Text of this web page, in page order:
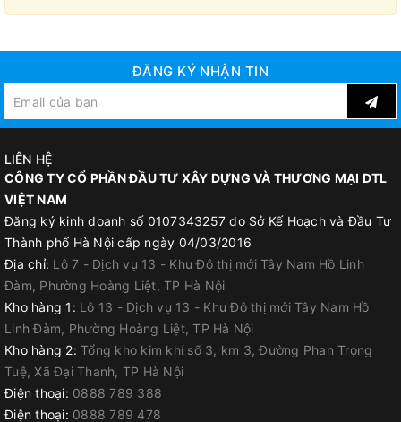
ĐĂNG KÝ NHẬN TIN
LIÊN HỆ
CÔNG TY CỔ PHẦN ĐẦU TƯ XÂY DỰNG VÀ THƯƠNG MẠI DTL
VIỆT NAM
Đăng ký kinh doanh số 0107343257 do Sở Kế Hoạch và Đầu Tư
Thành phố Hà Nội cấp ngày 04/03/2016
Địa chỉ: Lô 7 - Dịch vụ 13 - Khu Đô thị mới Tây Nam Hồ Linh
Đàm, Phường Hoàng Liệt, TP Hà Nội
Kho hàng 1: Lô 13 - Dịch vụ 13 - Khu Đô thị mới Tây Nam Hồ
Linh Đàm, Phường Hoàng Liệt, TP Hà Nội
Kho hàng 2: Tổng kho kim khí số 3, km 3, Đường Phan Trọng
Tuệ, Xã Đại Thanh, TP Hà Nội
Điện thoại: 0888 789 388
Điện thoại: 0888 789 478